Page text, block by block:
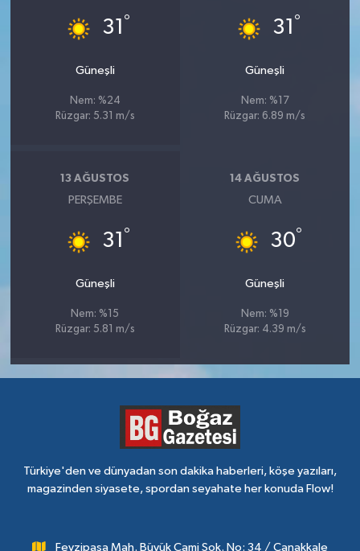
31 °
Güneşli
Nem: %24
Rüzgar: 5.31 m/s
31 °
Güneşli
Nem: %17
Rüzgar: 6.89 m/s
13 AĞUSTOS
PERŞEMBE
31 °
Güneşli
Nem: %15
Rüzgar: 5.81 m/s
14 AĞUSTOS
CUMA
30°
Güneşli
Nem: %19
Rüzgar: 4.39 m/s
Türkiye'den ve dünyadan son dakika haberleri, köşe yazıları,
magazinden siyasete, spordan seyahate her konuda Flow!
Fevzipaşa Mah. Büyük Cami Sok. No: 34 / Çanakkale